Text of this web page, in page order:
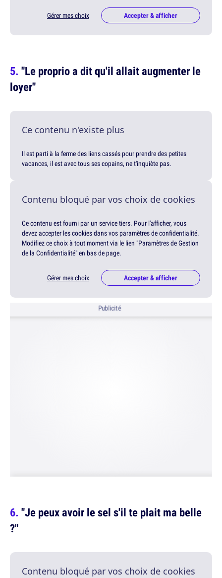
Gérer mes choix Accepter & afficher
"Le proprio a dit qu'il allait augmenter le
loyer"
Ce contenu n'existe plus
Il est parti à la ferme des liens cassés pour prendre des petites
vacances, il est avec tous ses copains, ne t'inquiète pas.
Contenu bloqué par vos choix de cookies
Ce contenu est fourni par un service tiers. Pour l'afficher, vous
devez accepter les cookies dans vos paramètres de confidentialité.
Modifiez ce choix à tout moment via le lien "Paramètres de Gestion
de la Confidentialité" en bas de page.
Gérer mes choix Accepter & afficher
Publicité
"Je peux avoir le sel s'il te plait ma belle
?"
Contenu bloqué par vos choix de cookies